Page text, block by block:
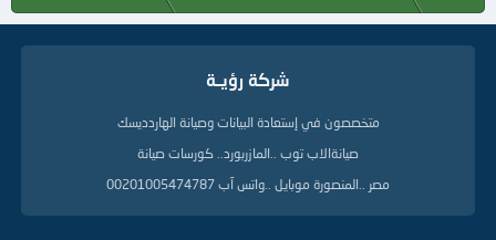
ا
ل
شركة رؤيــة
متخصصون في إستعادة البيانات وصيانة الهاردديسك
صيانةالاب توب ..المازربورد.. كورسات صيانة
مصر ..المنصورة موبايل ..واتس آب 00201005474787